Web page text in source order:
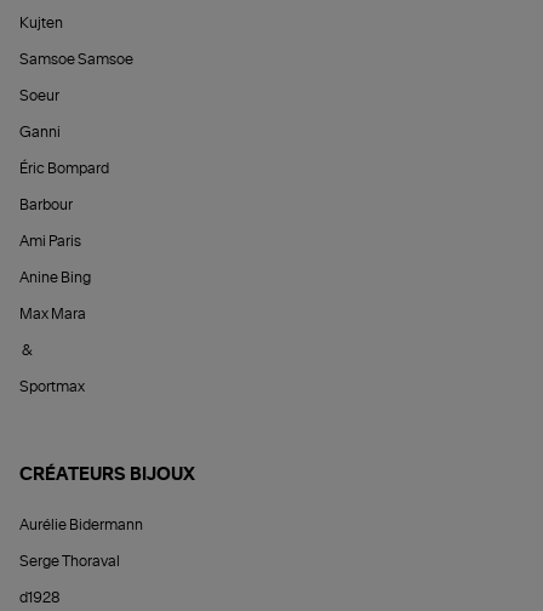
Kujten
Samsoe Samsoe
Soeur
Ganni
Éric Bompard
Barbour
Ami Paris
Anine Bing
Max Mara
&
Sportmax
CRÉATEURS BIJOUX
Aurélie Bidermann
Serge Thoraval
d1928